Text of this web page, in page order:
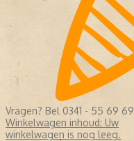
Vragen? Bel 0341 - 55 69 69
Winkelwagen inhoud: Uw
winkelwagen is nog leeg.